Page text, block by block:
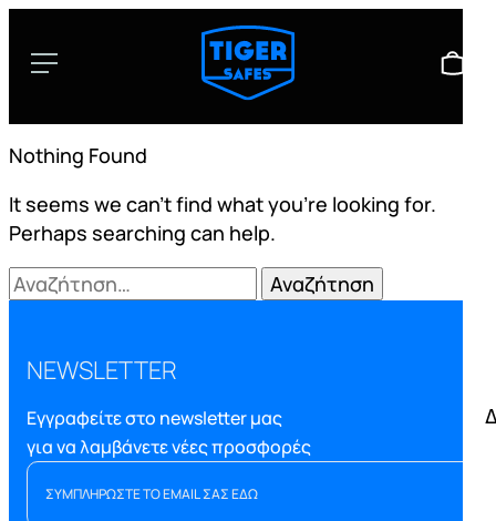
Nothing Found
It seems we can’t find what you’re looking for.
Perhaps searching can help.
Αναζήτηση
για:
NEWSLETTER
Εγγραφείτε στο newsletter μας
για να λαμβάνετε νέες προσφορές